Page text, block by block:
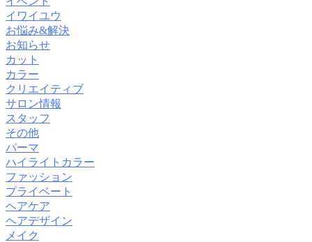
イワイユウ
お悩み&解決
お知らせ
カット
カラー
クリエイティブ
サロン情報
スタッフ
その他
パーマ
ハイライトカラー
ファッション
プライベート
ヘアケア
ヘアデザイン
メイク